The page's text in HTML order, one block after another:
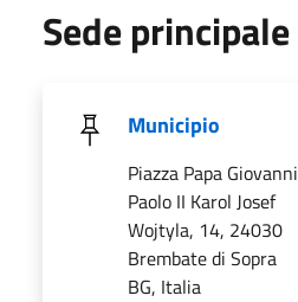
Sede principale
Municipio
Piazza Papa Giovanni
Paolo II Karol Josef
Wojtyla, 14, 24030
Brembate di Sopra
BG, Italia